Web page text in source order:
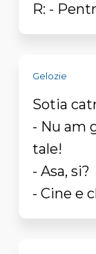
R: -
Gelozie
Sotia
- Nu am
tale!
- Asa, si?
- Cine e